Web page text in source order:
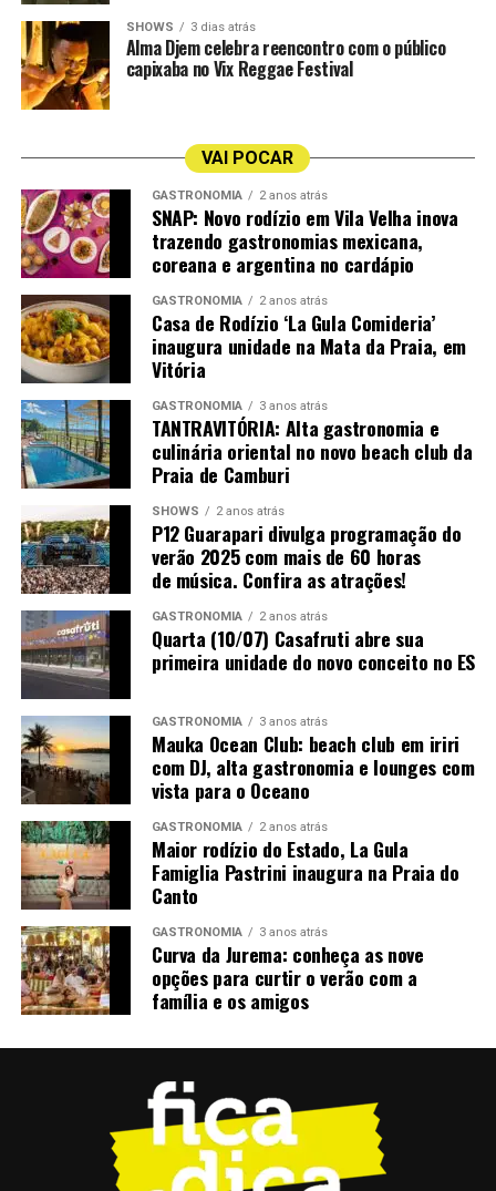
Trentino, Farroupilha/RS Brasil; uva Chardonnay e
Pinot Noir; safra S/SF
Espumante Esperanto – produtor Tenute Di Casalnuovo
Teviso; uva Glera; safra Indeterminada
Espumante Garibaldi VG Nature Blanc De Blanc –
produtor Serra Gaúcha; uva 100% Chardonnay; safra
Não Safrado
Puro Uno – produtor Puro Uno/Vale Do Uco; uva Pinot
Noir e Chardonnay; safra S/N
Vinho Sobremesa
Gravuras de Côa Doc Porto White – produtor Douro; uva
Códega do Larinho, Gouveio, Rabigato e Viosinho; safra
Salton Atos Licoroso – produtor Campanha Gaúcha; uva
Chardonnay; safra NA
San Jose de Apalta Late Havest – produtor San Jose de
Apalta Late Havest; uva Viogner; safra 2020
Terrazas Petit Maseng – produtor Argentina; uva Petit
Maseng; safra NA
Vinho Licoroso Eden – produtor Vale Trentino –
Farroupilha/RS Brasil; uva Moscatos Aromáticos; safra
S/SF
Tinto Velho Mundo
Cantanhede Res – produtor Beira Atlantica Portugal;
uva Baga; safra 2021
Mouchão TN 750 ml – produtor Mouchão, Portugal,
Alentejo; uva Alicant Bouschet, Trincadeira; safra 2018
Quinta da Bacalhoa Tinto – produtor Península de
Setúbal; uva Carbenet Sauvignon, Merlot; safra 2018
Solestá – produtor Velenosi, Itália; uva Montepulciano,
Sangiovese; safra 2022
Terra Dão Reserva – produtor Casa dos
SHOWS 3 dias atrás
Alma Djem celebra reencontro com o público
capixaba no Vix Reggae Festival
VAI POCAR
GASTRONOMIA 2 anos atrás
SNAP: Novo rodízio em Vila Velha inova
trazendo gastronomias mexicana,
coreana e argentina no cardápio
GASTRONOMIA 2 anos atrás
Casa de Rodízio ‘La Gula Comideria’
inaugura unidade na Mata da Praia, em
Vitória
GASTRONOMIA 3 anos atrás
TANTRAVITÓRIA: Alta gastronomia e
culinária oriental no novo beach club da
Praia de Camburi
SHOWS 2 anos atrás
P12 Guarapari divulga programação do
verão 2025 com mais de 60 horas
de música. Confira as atrações!
GASTRONOMIA 2 anos atrás
Quarta (10/07) Casafruti abre sua
primeira unidade do novo conceito no ES
GASTRONOMIA 3 anos atrás
Mauka Ocean Club: beach club em iriri
com DJ, alta gastronomia e lounges com
vista para o Oceano
GASTRONOMIA 2 anos atrás
Maior rodízio do Estado, La Gula
Famiglia Pastrini inaugura na Praia do
Canto
GASTRONOMIA 3 anos atrás
Curva da Jurema: conheça as nove
opções para curtir o verão com a
família e os amigos